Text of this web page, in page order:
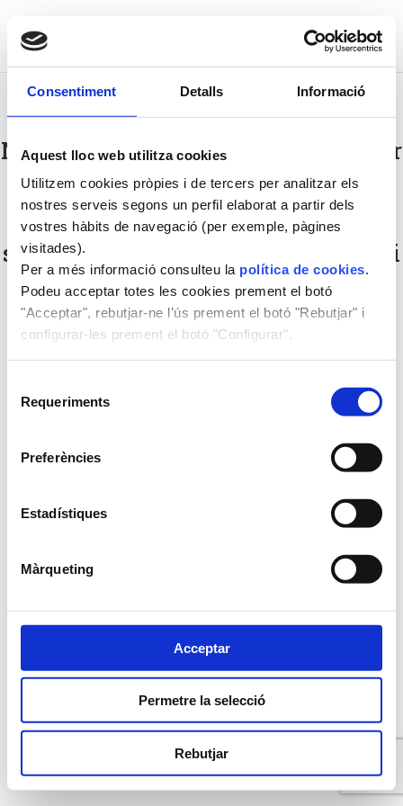
Consentiment Detalls Informació
Aquest lloc web utilitza cookies
Utilitzem cookies pròpies i de tercers per analitzar els
nostres serveis segons un perfil elaborat a partir dels
vostres hàbits de navegació (per exemple, pàgines
visitades).
Per a més informació consulteu la política de cookies.
Podeu acceptar totes les cookies prement el botó
"Acceptar", rebutjar-ne l’ús prement el botó "Rebutjar" i
configurar-les prement el botó "Configurar".
Requeriments
Preferències
Estadístiques
Màrqueting
Acceptar
Permetre la selecció
Rebutjar
No tens els permisos necessaris per
veure aquest contingut
Si necessiteu accedir a alguna de
les escoles a les quals
subministrem els nostres menús, si
us plau ha de registrar-se a:
El meu compte